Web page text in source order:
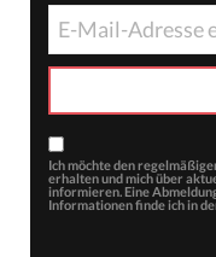
Ich möchte den
erhalten und mich über
informieren. Eine
Informationen finde ich in